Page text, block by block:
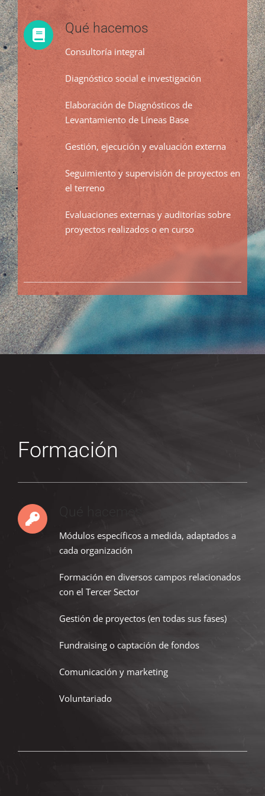
Qué hacemos
Consultoría integral
Diagnóstico social e investigación
Elaboración de Diagnósticos de
Levantamiento de Líneas Base
Gestión, ejecución y evaluación externa
Seguimiento y supervisión de proyectos en
el terreno
Evaluaciones externas y auditorías sobre
proyectos realizados o en curso
Formación
Módulos específicos a medida, adaptados a
cada organización
Formación en diversos campos relacionados
con el Tercer Sector
Gestión de proyectos (en todas sus fases)
Fundraising o captación de fondos
Comunicación y marketing
Voluntariado